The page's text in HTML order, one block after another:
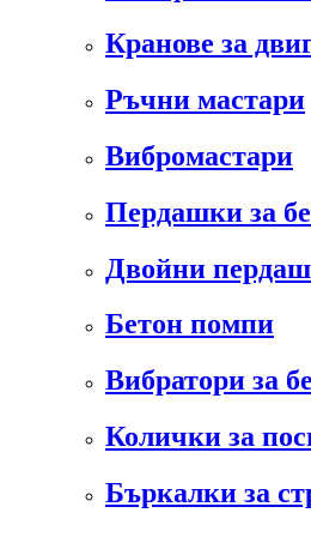
Кранове за
Ръчни мастари
Вибромастари
Пердашки за
Двойни
Бетон помпи
Вибратори за
Колички за
Бъркалки за